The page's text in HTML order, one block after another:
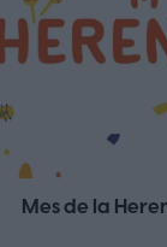
Mes de la